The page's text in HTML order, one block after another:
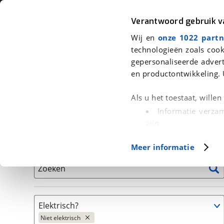
Verantwoord gebruik
Wij en onze 1022
technologieën zoals
gepersonaliseerde
en productontwikkeling.
Als u het toestaat, willen
Informatie
(fingerprinting)
in. U
Cookieverklaring.
Met cookies en
Functionele cookies
Meer informatie
Auto Fiets Motor
Fiets
We hebben 58 fietsen voor je
Zoeken
Elektrisch?
Niet elektrisch